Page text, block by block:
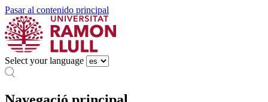
Pasar al contenido principal
Select your language